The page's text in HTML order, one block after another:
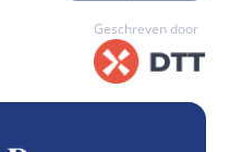
Geschreven door